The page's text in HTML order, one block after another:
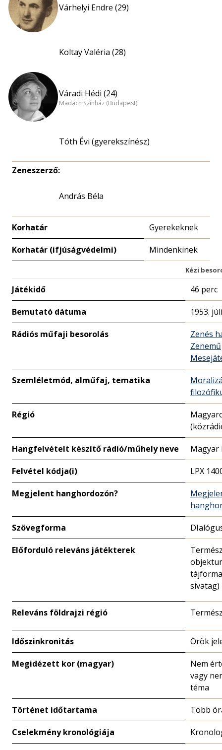
Várhelyi Endre (29)
Koltay Valéria (28)
Váradi Hédi (24)
Madách Színház (Budapest)
Tóth Évi (gyerekszínész)
Zeneszerző:
András Béla
Korhatár Gyerekeknek
Korhatár (ifjúságvédelmi) Mindenkinek
Kézi
Játékidő 46 perc
Bemutató dátuma 1953.
Rádiós műfaji besorolás
Zenés
Zenemű
Szemléletmód, alműfaj, tematika
Régió
Hangfelvételt készítő rádió/műhely neve Magyar
Felvétel kódja(i) LPX
Megjelent hanghordozón?
Szövegforma
Előforduló releváns játékterek
sivatag)
Releváns földrajzi régió
Időszinkronitás Örök
Megidézett kor (magyar)
Nem
vagy
téma
Történet időtartama Több
Cselekmény kronológiája